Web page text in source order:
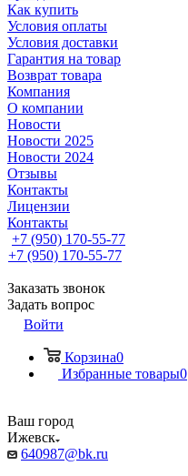
Как купить
Условия оплаты
Условия доставки
Гарантия на товар
Возврат товара
Компания
О компании
Новости
Новости 2025
Новости 2024
Отзывы
Контакты
Лицензии
Контакты
+7 (950) 170-55-77
+7 (950) 170-55-77
Заказать звонок
Задать вопрос
Войти
Корзина0
Избранные товары0
Ваш город
Ижевск
640987@bk.ru